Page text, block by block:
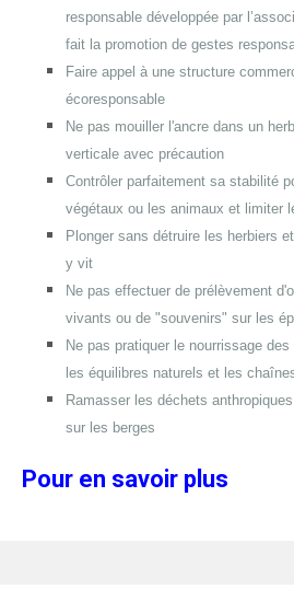
responsable développée par
fait la promotion de gestes
Faire appel à une structure
écoresponsable
Ne pas mouiller l'ancre dans un
verticale avec précaution
Contrôler parfaitement sa stabilité
végétaux ou les animaux et limiter
Plonger sans détruire les herbiers
y vit
Ne pas effectuer de prélèvement
vivants ou de "souvenirs" sur les
Ne pas pratiquer le nourrissage
les équilibres naturels et les
Ramasser les déchets
sur les berges
Pour en savoir plus